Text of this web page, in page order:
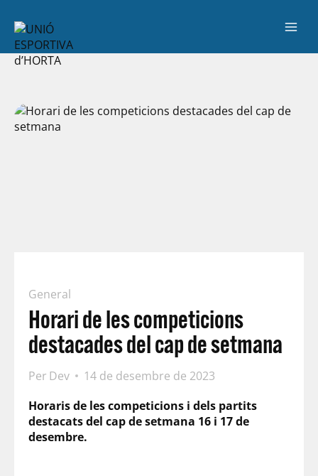
General
Horari de les competicions
destacades del cap de setmana
Per Dev
14 de desembre de 2023
Horaris de les competicions i dels partits
destacats del cap de setmana 16 i 17 de
desembre.